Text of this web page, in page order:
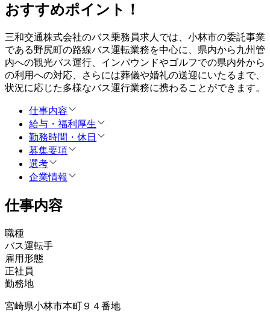
おすすめポイント！
三和交通株式会社のバス乗務員求人では、小林市の委託事業
である野尻町の路線バス運転業務を中心に、県内から九州管
内への観光バス運行、インバウンドやゴルフでの県内外から
の利用への対応、さらには葬儀や婚礼の送迎にいたるまで、
状況に応じた多様なバス運行業務に携わることができます。
仕事内容
給与・福利厚生
勤務時間・休日
募集要項
選考
企業情報
仕事内容
職種
バス運転手
雇用形態
正社員
勤務地
宮崎県小林市本町９４番地